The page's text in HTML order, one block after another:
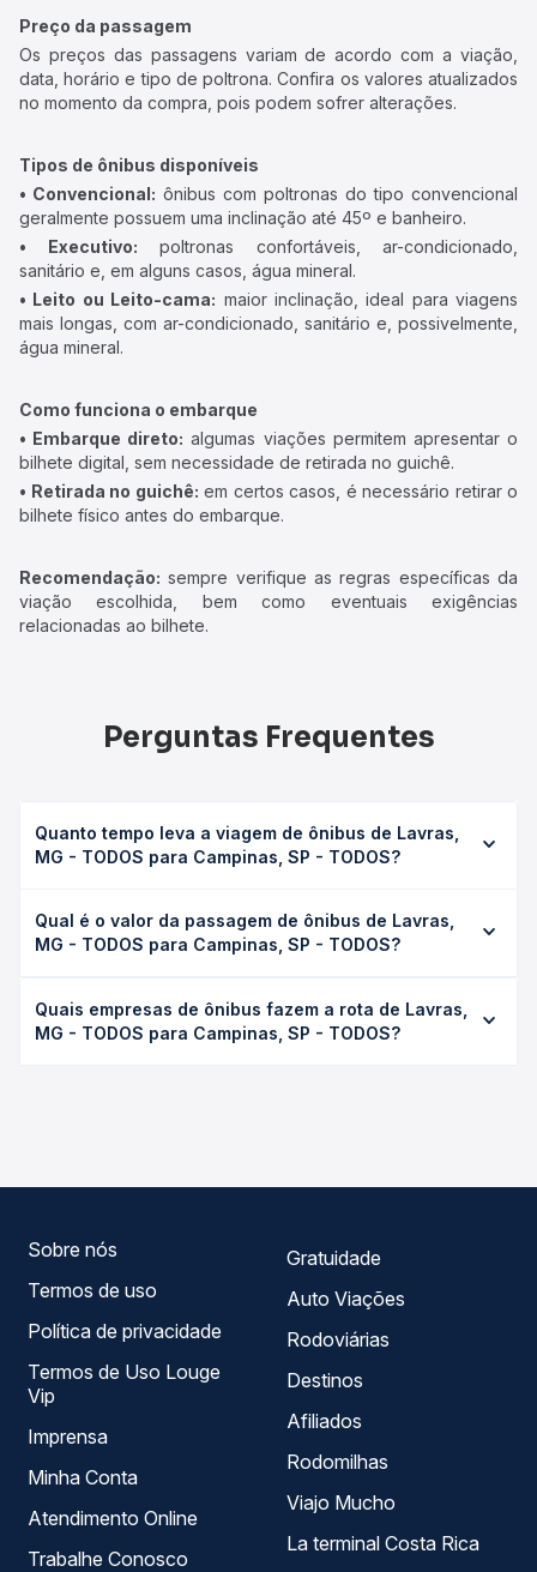
Preço da passagem
Os preços das passagens variam de acordo com a viação,
data, horário e tipo de poltrona. Confira os valores atualizados
no momento da compra, pois podem sofrer alterações.
Tipos de ônibus disponíveis
• Convencional: ônibus com poltronas do tipo convencional
geralmente possuem uma inclinação até 45º e banheiro.
• Executivo: poltronas confortáveis, ar-condicionado,
sanitário e, em alguns casos, água mineral.
• Leito ou Leito-cama: maior inclinação, ideal para viagens
mais longas, com ar-condicionado, sanitário e, possivelmente,
água mineral.
Como funciona o embarque
• Embarque direto: algumas viações permitem apresentar o
bilhete digital, sem necessidade de retirada no guichê.
• Retirada no guichê: em certos casos, é necessário retirar o
bilhete físico antes do embarque.
Recomendação: sempre verifique as regras específicas da
viação escolhida, bem como eventuais exigências
relacionadas ao bilhete.
Perguntas Frequentes
Quanto tempo leva a viagem de ônibus de Lavras,
MG - TODOS para Campinas, SP - TODOS?
Campinas, SP - TODOS leva em média 9h 5min, podendo
variar conforme a viação, o tipo de serviço (convencional,
duração exata de cada opção na data desejada.
Qual é o valor da passagem de ônibus de Lavras,
MG - TODOS para Campinas, SP - TODOS?
para Campinas, SP - TODOS custa em média R$ 222,58 e
varia conforme a data da viagem, a empresa, o tipo de
Quais empresas de ônibus fazem a rota de Lavras,
MG - TODOS para Campinas, SP - TODOS?
Sobre nós
Termos de uso
Política de privacidade
Termos de Uso Louge
Vip
Imprensa
Minha Conta
Atendimento Online
Trabalhe Conosco
Gratuidade
Auto Viações
Rodoviárias
Destinos
Afiliados
Rodomilhas
Viajo Mucho
La terminal Costa Rica